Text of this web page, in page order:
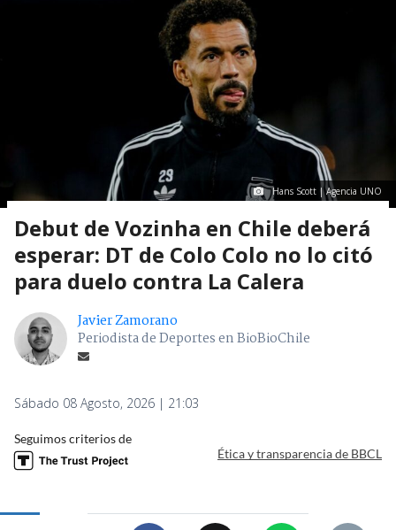
Hans Scott | Agencia UNO
Debut de Vozinha en Chile deberá
esperar: DT de Colo Colo no lo citó
para duelo contra La Calera
Javier Zamorano
Periodista de Deportes en BioBioChile
Sábado 08 Agosto, 2026 | 21:03
Seguimos criterios de
Ética y transparencia de BBCL